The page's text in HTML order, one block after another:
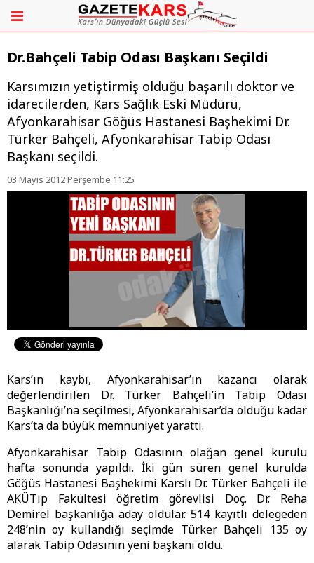
Dr.Bahçeli Tabip Odası Başkanı Seçildi
Karsımızın yetiştirmiş olduğu başarılı doktor ve
idarecilerden, Kars Sağlık Eski Müdürü,
Afyonkarahisar Göğüs Hastanesi Başhekimi Dr.
Türker Bahçeli, Afyonkarahisar Tabip Odası
Başkanı seçildi.
03 Mayıs 2012 Perşembe 11:25
Kars’ın kaybı, Afyonkarahisar’ın kazancı olarak
değerlendirilen Dr. Türker Bahçeli’in Tabip Odası
Başkanlığı’na seçilmesi, Afyonkarahisar’da olduğu kadar
Kars’ta da büyük memnuniyet yarattı.
Afyonkarahisar Tabip Odasının olağan genel kurulu
hafta sonunda yapıldı. İki gün süren genel kurulda
Göğüs Hastanesi Başhekimi Karslı Dr. Türker Bahçeli ile
AKÜTıp Fakültesi öğretim görevlisi Doç. Dr. Reha
Demirel başkanlığa aday oldular. 514 kayıtlı delegeden
248’nin oy kullandığı seçimde Türker Bahçeli 135 oy
alarak Tabip Odasının yeni başkanı oldu.